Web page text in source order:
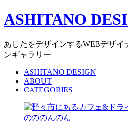
ASHITANO
あしたをデザインするWEBデザイ
ンギャラリー
ASHITANO DESIGN
ABOUT
CATEGORIES